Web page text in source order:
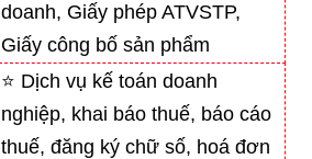
doanh, Giấy phép ATVSTP,
Giấy công bố sản phẩm
⭐ Dịch vụ kế toán doanh
nghiệp, khai báo thuế, báo cáo
thuế, đăng ký chữ số, hoá đơn